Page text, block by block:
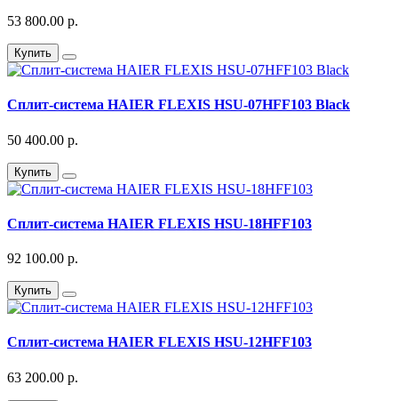
53 800.00 р.
Купить
Сплит-система HAIER FLEXIS HSU-07HFF103 Black
50 400.00 р.
Купить
Сплит-система HAIER FLEXIS HSU-18HFF103
92 100.00 р.
Купить
Сплит-система HAIER FLEXIS HSU-12HFF103
63 200.00 р.